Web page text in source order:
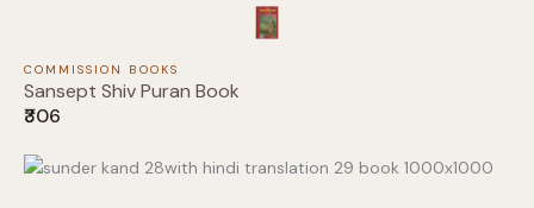
COMMISSION BOOKS
Sansept Shiv Puran Book
₹306
store soon.